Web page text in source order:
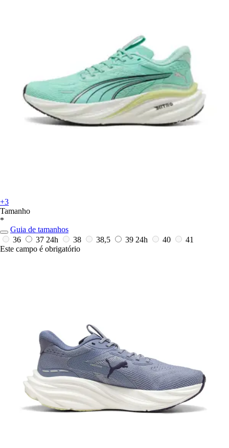
+3
Tamanho
*
Guia de tamanhos
36
37 24h 38 38,5 39 24h 40
41
Este campo é obrigatório